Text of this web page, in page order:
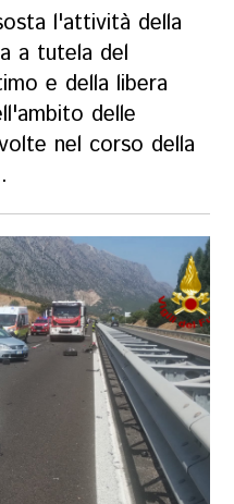
l'attività della
a tutela del
e della libera
delle
nel corso della